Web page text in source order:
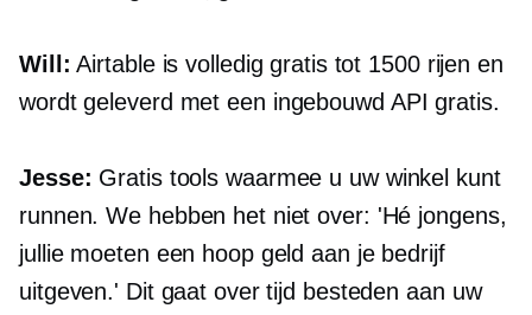
Will: Airtable is volledig gratis tot 1500 rijen en
wordt geleverd met een ingebouwd API gratis.
Jesse: Gratis tools waarmee u uw winkel kunt
runnen. We hebben het niet over: 'Hé jongens,
jullie moeten een hoop geld aan je bedrijf
uitgeven.' Dit gaat over tijd besteden aan uw